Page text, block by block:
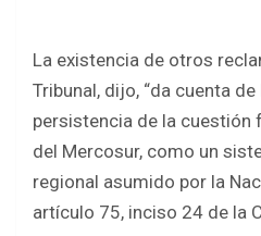
La existencia de otros
Tribunal, dijo, “da cuenta
persistencia de la cuestión
del Mercosur, como un
regional asumido por la
artículo 75, inciso 24 de la